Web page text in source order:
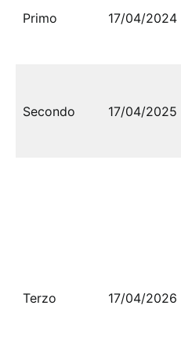
Primo 17/04/2024
Secondo 17/04/2025
Terzo 17/04/2026